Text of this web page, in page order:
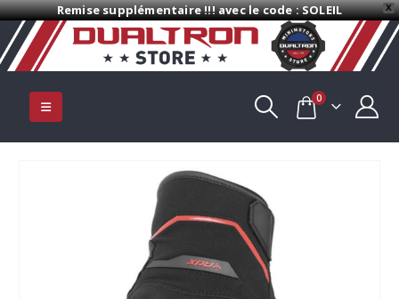
X
Remise supplémentaire !!! avec le code : SOLEIL
0